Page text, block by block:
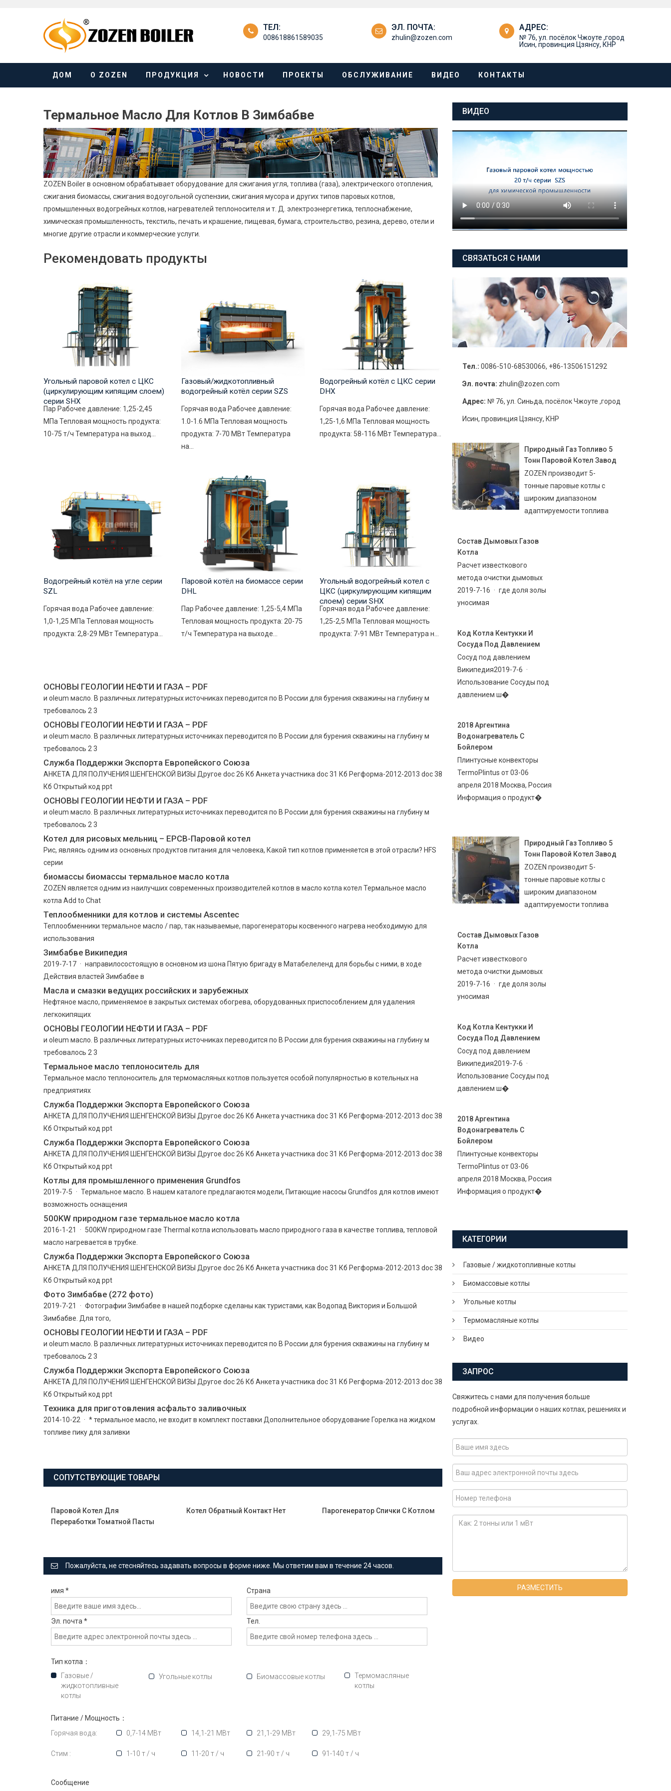
ТЕЛ:
008618861589035
ЭЛ. ПОЧТА:
zhulin@zozen.com
АДРЕС:
№ 76, ул. посёлок Чжоуте ,город
Исин, провинция Цзянсу, КНР
ДОМ О ZOZEN ПРОДУКЦИЯ НОВОСТИ ПРОЕКТЫ ОБСЛУЖИВАНИЕ ВИДЕО КОНТАКТЫ
Термальное Масло Для Котлов В Зимбабве
ZOZEN Boiler в основном обрабатывает оборудование для сжигания угля, топлива (газа), электрического отопления,
сжигания биомассы, сжигания водоугольной суспензии, сжигания мусора и других типов паровых котлов,
промышленных водогрейных котлов, нагревателей теплоносителя и т. Д. электроэнергетика, теплоснабжение,
химическая промышленность, текстиль, печать и крашение, пищевая, бумага, строительство, резина, дерево, отели и
многие другие отрасли и коммерческие услуги.
Рекомендовать продукты
Угольный паровой котел с ЦКС
(циркулирующим кипящим слоем)
серии SHX
Пар Рабочее давление: 1,25-2,45
МПа Тепловая мощность продукта:
10-75 т/ч Температура на выход...
Газовый/жидкотопливный
водогрейный котёл серии SZS
Горячая вода Рабочее давление:
1.0-1.6 МПа Тепловая мощность
продукта: 7-70 МВт Температура
на...
Водогрейный котёл с ЦКС серии
DHX
Горячая вода Рабочее давление:
1,25-1,6 МПа Тепловая мощность
продукта: 58-116 МВт Температура...
Водогрейный котёл на угле серии
SZL
Горячая вода Рабочее давление:
1,0-1,25 МПа Тепловая мощность
продукта: 2,8-29 МВт Температура...
Паровой котёл на биомассе серии
DHL
Пар Рабочее давление: 1,25-5,4 МПа
Тепловая мощность продукта: 20-75
т/ч Температура на выходе...
Угольный водогрейный котел с
ЦКС (циркулирующим кипящим
слоем) серии SHX
Горячая вода Рабочее давление:
1,25-2,5 МПа Тепловая мощность
продукта: 7-91 МВт Температура н...
ОСНОВЫ ГЕОЛОГИИ НЕФТИ И ГАЗА – PDF
и oleum масло. В различных литературных источниках переводится по В России для бурения скважины на глубину м
требовалось 2 3
ОСНОВЫ ГЕОЛОГИИ НЕФТИ И ГАЗА – PDF
и oleum масло. В различных литературных источниках переводится по В России для бурения скважины на глубину м
требовалось 2 3
Служба Поддержки Экспорта Европейского Союза
АНКЕТА ДЛЯ ПОЛУЧЕНИЯ ШЕНГЕНСКОЙ ВИЗЫ Другое doc 26 Кб Анкета участника doc 31 Кб Регформа-2012-2013 doc 38
Кб Открытый код ppt
ОСНОВЫ ГЕОЛОГИИ НЕФТИ И ГАЗА – PDF
и oleum масло. В различных литературных источниках переводится по В России для бурения скважины на глубину м
требовалось 2 3
Котел для рисовых мельниц – EPCB-Паровой котел
Рис, являясь одним из основных продуктов питания для человека, Какой тип котлов применяется в этой отрасли? HFS
серии
биомассы биомассы термальное масло котла
ZOZEN является одним из наилучших современных производителей котлов в масло котла котел Термальное масло
котла Add to Chat
Теплообменники для котлов и системы Ascentec
Теплообменники термальное масло / пар, так называемые, парогенераторы косвенного нагрева необходимую для
использования
Зимбабве Википедия
2019-7-17 · направилосостоящую в основном из шона Пятую бригаду в Матабелеленд для борьбы с ними, в ходе
Действия властей Зимбабве в
Масла и смазки ведущих российских и зарубежных
Нефтяное масло, применяемое в закрытых системах обогрева, оборудованных приспособлением для удаления
легкокипящих
ОСНОВЫ ГЕОЛОГИИ НЕФТИ И ГАЗА – PDF
и oleum масло. В различных литературных источниках переводится по В России для бурения скважины на глубину м
требовалось 2 3
Термальное масло теплоноситель для
Термальное масло теплоноситель для термомасляных котлов пользуется особой популярностью в котельных на
предприятиях
Служба Поддержки Экспорта Европейского Союза
АНКЕТА ДЛЯ ПОЛУЧЕНИЯ ШЕНГЕНСКОЙ ВИЗЫ Другое doc 26 Кб Анкета участника doc 31 Кб Регформа-2012-2013 doc 38
Кб Открытый код ppt
Служба Поддержки Экспорта Европейского Союза
АНКЕТА ДЛЯ ПОЛУЧЕНИЯ ШЕНГЕНСКОЙ ВИЗЫ Другое doc 26 Кб Анкета участника doc 31 Кб Регформа-2012-2013 doc 38
Кб Открытый код ppt
Котлы для промышленного применения Grundfos
2019-7-5 · Термальное масло. В нашем каталоге предлагаются модели, Питающие насосы Grundfos для котлов имеют
возможность оснащения
500KW природном газе термальное масло котла
2016-1-21 · 500KW природном газе Thermal котла использовать масло природного газа в качестве топлива, тепловой
масло нагревается в трубке.
Служба Поддержки Экспорта Европейского Союза
АНКЕТА ДЛЯ ПОЛУЧЕНИЯ ШЕНГЕНСКОЙ ВИЗЫ Другое doc 26 Кб Анкета участника doc 31 Кб Регформа-2012-2013 doc 38
Кб Открытый код ppt
Фото Зимбабве (272 фото)
2019-7-21 · Фотографии Зимбабве в нашей подборке сделаны как туристами, как Водопад Виктория и Большой
Зимбабве. Для того,
ОСНОВЫ ГЕОЛОГИИ НЕФТИ И ГАЗА – PDF
и oleum масло. В различных литературных источниках переводится по В России для бурения скважины на глубину м
требовалось 2 3
Служба Поддержки Экспорта Европейского Союза
АНКЕТА ДЛЯ ПОЛУЧЕНИЯ ШЕНГЕНСКОЙ ВИЗЫ Другое doc 26 Кб Анкета участника doc 31 Кб Регформа-2012-2013 doc 38
Кб Открытый код ppt
Техника для приготовления асфальто заливочных
2014-10-22 · * термальное масло, не входит в комплект поставки Дополнительное оборудование Горелка на жидком
топливе пику для заливки
СОПУТСТВУЮЩИЕ ТОВАРЫ
Паровой Котел Для
Переработки Томатной Пасты
Котел Обратный Контакт Нет Парогенератор Спички С Котлом
Пожалуйста, не стесняйтесь задавать вопросы в форме ниже. Мы ответим вам в течение 24 часов.
имя * Страна
Эл. почта * Тел.
Тип котла：
Газовые /
жидкотопливные
котлы
Угольные котлы Биомассовые котлы
Термомасляные
котлы
Питание / Мощность：
Горячая вода:
0,7-14 МВт 14,1-21 МВт 21,1-29 МВт 29,1-75 МВт
Стим : 1-10 т / ч 11-20 т / ч 21-90 т / ч 91-140 т / ч
Сообщение
ВИДЕО
СВЯЗАТЬСЯ С НАМИ
Тел.: 0086-510-68530066, +86-13506151292
Эл. почта: zhulin@zozen.com
Адрес: № 76, ул. Синьда, посёлок Чжоуте ,город
Исин, провинция Цзянсу, КНР
Природный Газ Топливо 5
Тонн Паровой Котел Завод
ZOZEN производит 5-
тонные паровые котлы с
широким диапазоном
адаптируемости топлива
Состав Дымовых Газов
Котла
Расчет известкового
метода очистки дымовых
2019-7-16 · где доля золы
уносимая
Код Котла Кентукки И
Сосуда Под Давлением
Сосуд под давлением
Википедия2019-7-6 ·
Использование Сосуды под
давлением ш�
2018 Аргентина
Водонагреватель С
Бойлером
Плинтусные конвекторы
TermoPlintus от 03-06
апреля 2018 Москва, Россия
Информация о продукт�
Природный Газ Топливо 5
Тонн Паровой Котел Завод
ZOZEN производит 5-
тонные паровые котлы с
широким диапазоном
адаптируемости топлива
Состав Дымовых Газов
Котла
Расчет известкового
метода очистки дымовых
2019-7-16 · где доля золы
уносимая
Код Котла Кентукки И
Сосуда Под Давлением
Сосуд под давлением
Википедия2019-7-6 ·
Использование Сосуды под
давлением ш�
2018 Аргентина
Водонагреватель С
Бойлером
Плинтусные конвекторы
TermoPlintus от 03-06
апреля 2018 Москва, Россия
Информация о продукт�
КАТЕГОРИИ
Газовые / жидкотопливные котлы
Биомассовые котлы
Угольные котлы
Термомасляные котлы
Видео
ЗАПРОС
Свяжитесь с нами для получения больше
подробной информации о наших котлах, решениях и
услугах.
РАЗМЕСТИТЬ